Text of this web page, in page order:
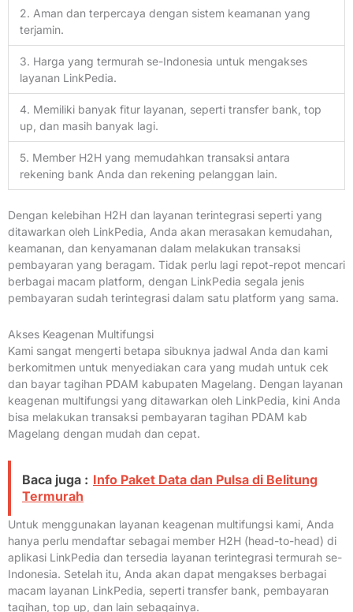
2. Aman dan terpercaya dengan sistem keamanan yang
terjamin.
3. Harga yang termurah se-Indonesia untuk mengakses
layanan LinkPedia.
4. Memiliki banyak fitur layanan, seperti transfer bank, top
up, dan masih banyak lagi.
5. Member H2H yang memudahkan transaksi antara
rekening bank Anda dan rekening pelanggan lain.
Dengan kelebihan H2H dan layanan terintegrasi seperti yang
ditawarkan oleh LinkPedia, Anda akan merasakan kemudahan,
keamanan, dan kenyamanan dalam melakukan transaksi
pembayaran yang beragam. Tidak perlu lagi repot-repot mencari
berbagai macam platform, dengan LinkPedia segala jenis
pembayaran sudah terintegrasi dalam satu platform yang sama.
Akses Keagenan Multifungsi
Kami sangat mengerti betapa sibuknya jadwal Anda dan kami
berkomitmen untuk menyediakan cara yang mudah untuk cek
dan bayar tagihan PDAM kabupaten Magelang. Dengan layanan
keagenan multifungsi yang ditawarkan oleh LinkPedia, kini Anda
bisa melakukan transaksi pembayaran tagihan PDAM kab
Magelang dengan mudah dan cepat.
Baca juga : Info Paket Data dan Pulsa di Belitung
Termurah
Untuk menggunakan layanan keagenan multifungsi kami, Anda
hanya perlu mendaftar sebagai member H2H (head-to-head) di
aplikasi LinkPedia dan tersedia layanan terintegrasi termurah se-
Indonesia. Setelah itu, Anda akan dapat mengakses berbagai
macam layanan LinkPedia, seperti transfer bank, pembayaran
tagihan, top up, dan lain sebagainya.